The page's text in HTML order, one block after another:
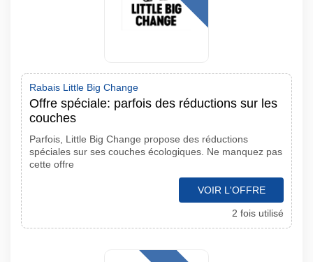
Rabais Little Big Change
Offre spéciale: parfois des réductions sur les
couches
Parfois, Little Big Change propose des réductions
spéciales sur ses couches écologiques. Ne manquez pas
cette offre
VOIR L'OFFRE
2 fois utilisé